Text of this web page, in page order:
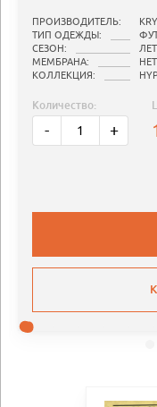
ПРОИЗВОДИТЕЛЬ:
ТИП ОДЕЖДЫ:
СЕЗОН:
МЕМБРАНА:
НЕТ
КОЛЛЕКЦИЯ:
Количество:
- +